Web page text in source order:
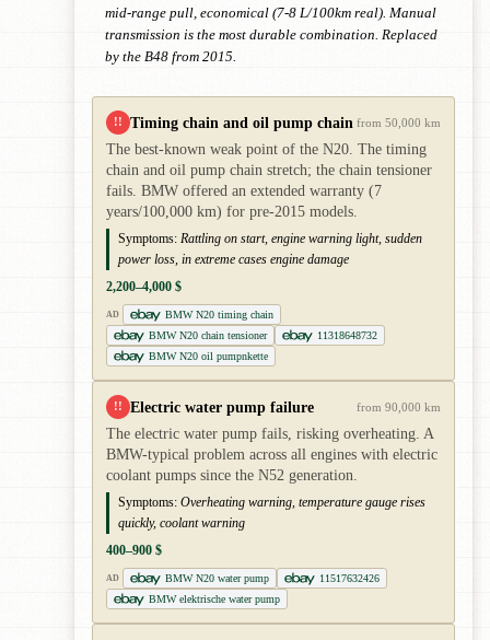
mid-range pull, economical (7-8 L/100km real). Manual
transmission is the most durable combination. Replaced
by the B48 from 2015.
!! Timing chain and oil pump chain from 50,000 km
The best-known weak point of the N20. The timing
chain and oil pump chain stretch; the chain tensioner
fails. BMW offered an extended warranty (7
years/100,000 km) for pre-2015 models.
Symptoms: Rattling on start, engine warning light, sudden
power loss, in extreme cases engine damage
2,200–4,000 $
AD
BMW N20 timing chain
BMW N20 chain tensioner
11318648732
BMW N20 oil pumpnkette
!! Electric water pump failure from 90,000 km
The electric water pump fails, risking overheating. A
BMW-typical problem across all engines with electric
coolant pumps since the N52 generation.
Symptoms: Overheating warning, temperature gauge rises
quickly, coolant warning
400–900 $
AD BMW N20 water pump
11517632426
BMW elektrische water pump